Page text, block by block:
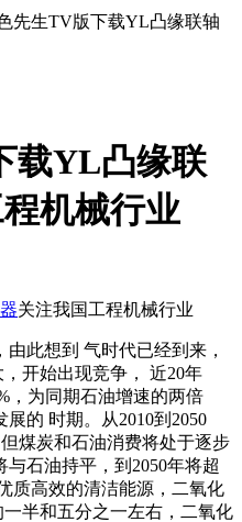
先生TV版下载YL凸缘联轴
载YL凸缘联
机械行业
关注我国工程机械行业
由此想到 气时代已经到来，
开始出现竞争， 近20年
，为同期石油增速的两倍
的 时期。从2010到2050
，但煤炭和石油消费将处于逐步
与石油持平，到2050年将超
优质高效的清洁能源，二氧化
和五分之一左右，二氧化